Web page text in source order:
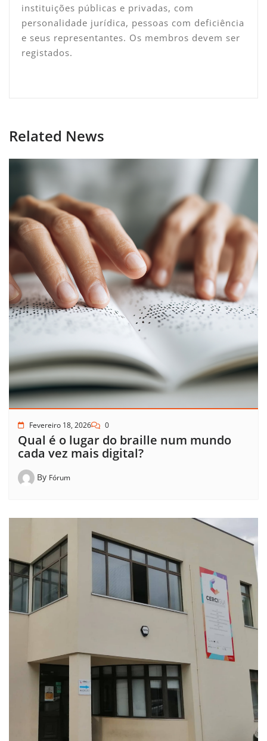
instituições públicas e privadas, com
personalidade jurídica, pessoas com deficiência
e seus representantes. Os membros devem ser
registados.
Related News
Fevereiro 18, 2026 0
Qual é o lugar do braille num mundo
cada vez mais digital?
By Fórum